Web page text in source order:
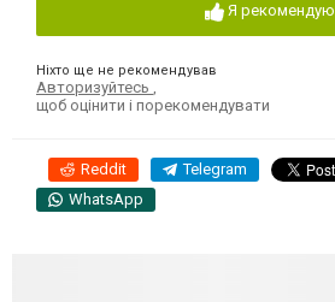
Я рекомендую
Ніхто ще не рекомендував
Авторизуйтесь
щоб оцінити і порекомендувати
Reddit Telegram
WhatsApp